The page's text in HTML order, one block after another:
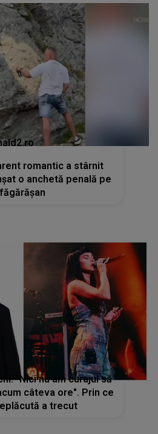
romantic a stârnit
o anchetă penală pe
"Nici nu am curajul să
câteva ore". Prin ce
a trecut